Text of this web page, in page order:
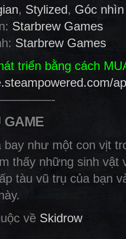
, Stylized, Góc
Starbrew Games
Starbrew Games
triển bằng cách
GAME
bay như một con vịt
thấy những sinh
tàu vũ trụ của bạn
về Skidrow